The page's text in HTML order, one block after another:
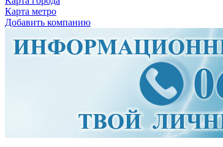
Карта метро
Добавить компанию